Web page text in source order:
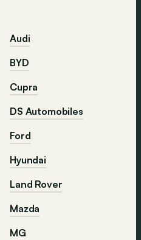
Audi
BYD
Cupra
DS Automobiles
Ford
Hyundai
Land Rover
Mazda
MG